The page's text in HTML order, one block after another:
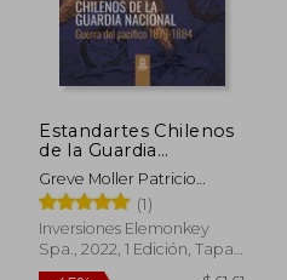
Estandartes Chilenos
de la Guardia
Nacional. Guerra del
Pacífico 1879-1884.
FULL COLOR.
Greve Moller Patricio
Roberto
(1)
Inversiones Elemonkey
Spa., 2022, 1 Edición, Tapa
Blanda, Nuevo